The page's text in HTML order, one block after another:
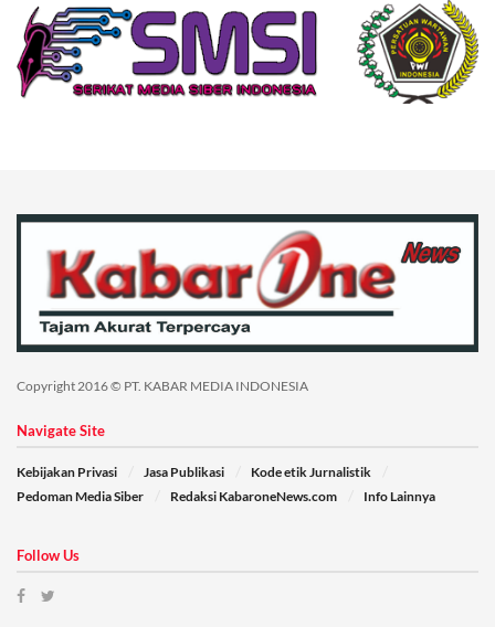
Copyright 2016 © PT. KABAR MEDIA INDONESIA
Navigate Site
Kebijakan Privasi Jasa Publikasi
Kode etik Jurnalistik
Pedoman Media Siber
Redaksi KabaroneNews.com Info Lainnya
Follow Us